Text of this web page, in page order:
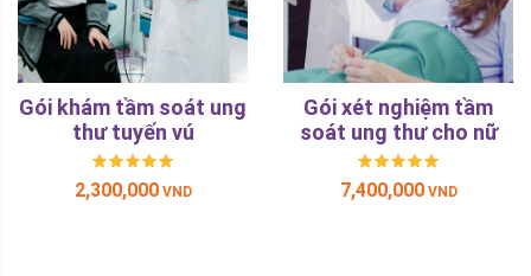
Gói xét nghiệm tầm
soát ung thư cho nữ
7,400,000 VND
Gói xét nghiệm tầm
soát ung thư cho nam
7,100,000 VND